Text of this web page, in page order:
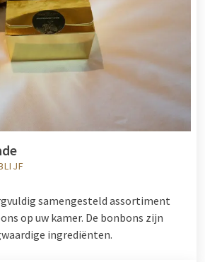
samengesteld assortiment
op uw kamer. De bonbons zijn
ingrediënten.